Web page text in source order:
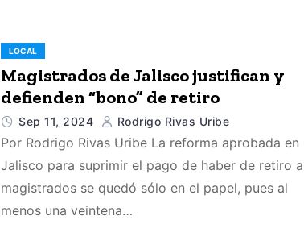
LOCAL
Magistrados de Jalisco justifican y
defienden “bono” de retiro
Sep 11, 2024 Rodrigo Rivas Uribe
Por Rodrigo Rivas Uribe La reforma aprobada en
Jalisco para suprimir el pago de haber de retiro a
magistrados se quedó sólo en el papel, pues al
menos una veintena…